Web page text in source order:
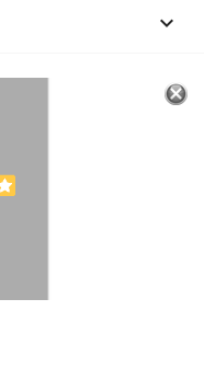
keyboard_arrow_down